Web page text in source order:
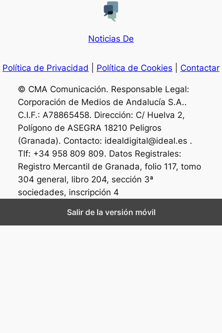
Noticias De
Política de Privacidad Política de Cookies Contactar
© CMA Comunicación. Responsable Legal:
Corporación de Medios de Andalucía S.A..
C.I.F.: A78865458. Dirección: C/ Huelva 2,
Polígono de ASEGRA 18210 Peligros
(Granada). Contacto: idealdigital@ideal.es .
Tlf: +34 958 809 809. Datos Registrales:
Registro Mercantil de Granada, folio 117, tomo
304 general, libro 204, sección 3ª
sociedades, inscripción 4
Salir de la versión móvil